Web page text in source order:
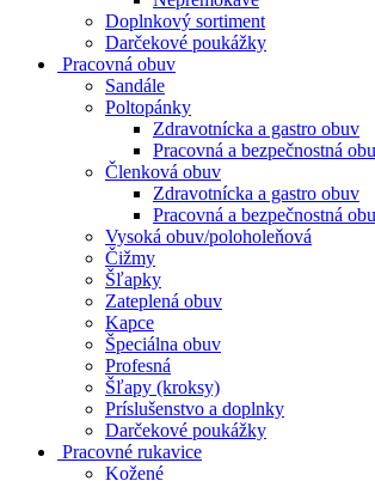
Doplnkový sortiment
Darčekové poukážky
Pracovná obuv
Sandále
Poltopánky
Zdravotnícka a gastro obuv
Pracovná a bezpečnostná
Členková obuv
Zdravotnícka a gastro obuv
Pracovná a bezpečnostná
Vysoká obuv/poloholeňová
Čižmy
Šľapky
Zateplená obuv
Kapce
Špeciálna obuv
Profesná
Šľapy (kroksy)
Príslušenstvo a doplnky
Darčekové poukážky
Pracovné rukavice
Kožené